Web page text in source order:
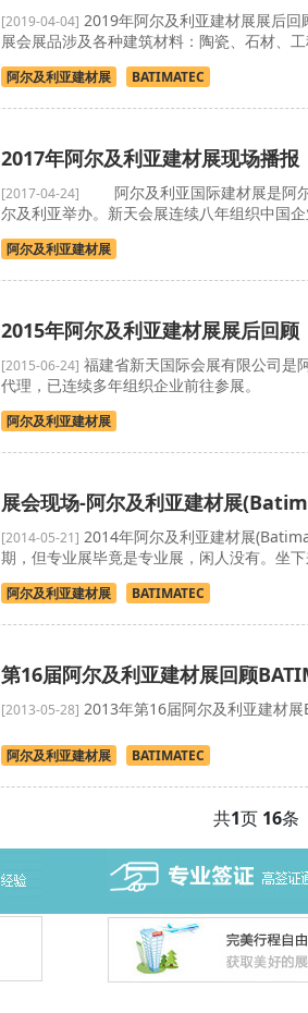
[2019-04-04] 2019年阿尔及利亚建材展展后回
展会展品涉及各种建筑材料：陶瓷、石材、
阿尔及利亚建材展 BATIMATEC
2017年阿尔及利亚建材展现场播报
[2017-04-24]
阿尔及利亚国际建材展是阿尔
尔及利亚举办。新天会展连续八年组织中国
阿尔及利亚建材展
2015年阿尔及利亚建材展展后回顾
[2015-06-24] 福建省新天国际会展有限公司是
代理，已连续多年组织企业前往参展。
阿尔及利亚建材展
展会现场-阿尔及利亚建材展
[2014-05-21] 2014年阿尔及利亚建材展
期，但专业展毕竟是专业展，闲人没有。坐
阿尔及利亚建材展 BATIMATEC
第16届阿尔及利亚建材展回顾
[2013-05-28] 2013年第16届阿尔及利亚建材展
阿尔及利亚建材展 BATIMATEC
共1页 16条